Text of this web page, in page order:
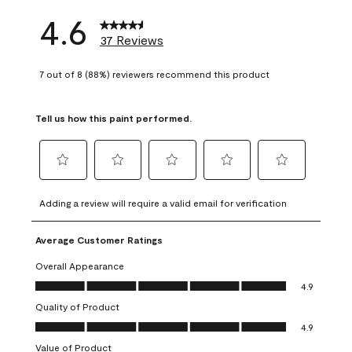
4.6 37 Reviews
7 out of 8 (88%) reviewers recommend this product
Tell us how this paint performed.
to
rate
the
item
with
1
This
action
will
to
rate
the
with
2
This
action
will
to
rate
the
item
3
action
to
rate
4
action
to
rate
5
action
Adding a review will require a valid email for verification
Average Customer Ratings
Overall Appearance
Overall Appearance, 4.9 out of 5
4.9
Quality of Product
Quality of Product, 4.9 out of 5
4.9
Value of Product